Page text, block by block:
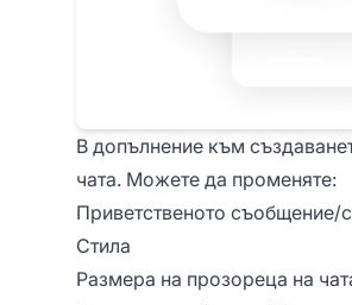
В допълнение към
чата. Можете да променяте:
Приветственото съобщение/
Стила
Размера на прозореца на